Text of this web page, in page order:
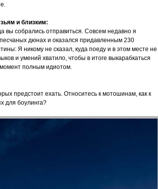
и близким:
вы собрались отправиться. Совсем недавно я
дюнах и оказался придавленным 230
Я никому не сказал, куда поеду и в этом месте не
и умений хватило, чтобы в итоге выкарабкаться
полным идиотом.
предстоит ехать. Относитесь к мотошинам, как к
для боулинга?